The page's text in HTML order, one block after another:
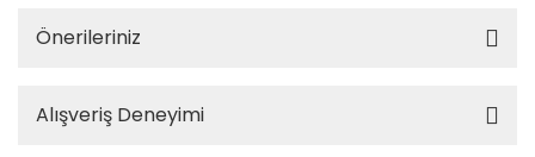
Önerileriniz
Alışveriş Deneyimi